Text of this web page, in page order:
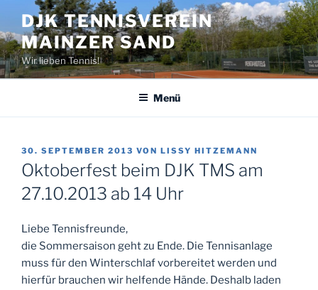
Inhalt
springen
DJK TENNISVEREIN
MAINZER SAND
Wir lieben Tennis!
Menü
VERÖFFENTLICHT
AM
30. SEPTEMBER 2013 VON LISSY HITZEMANN
Oktoberfest beim DJK TMS am
27.10.2013 ab 14 Uhr
Liebe Tennisfreunde,
die Sommersaison geht zu Ende. Die Tennisanlage
muss für den Winterschlaf vorbereitet werden und
hierfür brauchen wir helfende Hände. Deshalb laden